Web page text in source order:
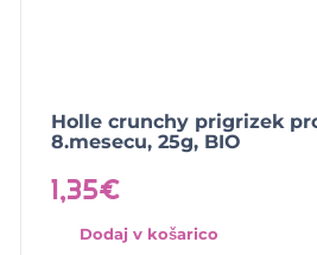
Holle crunchy prigrizek
8.mesecu, 25g, BIO
1,35€
Dodaj v košarico